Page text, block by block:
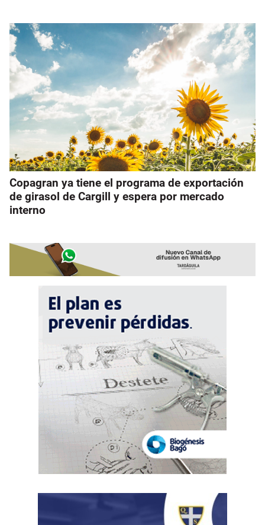
Copagran ya tiene el programa de exportación
de girasol de Cargill y espera por mercado
interno